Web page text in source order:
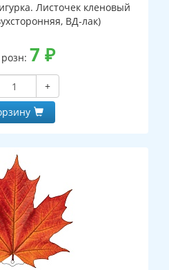
Листочек кленовый
ВД-лак)
7 ₽
+